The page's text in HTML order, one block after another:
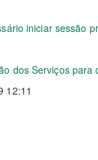
iniciar sessão
dos Serviços
12:11